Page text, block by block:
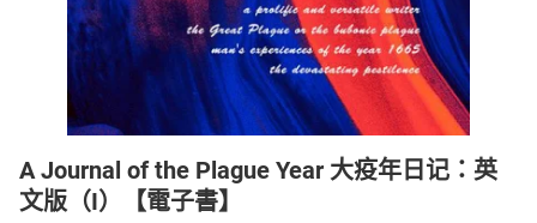
A Journal of the Plague Year 大疫年日记：英
文版（I）【電子書】